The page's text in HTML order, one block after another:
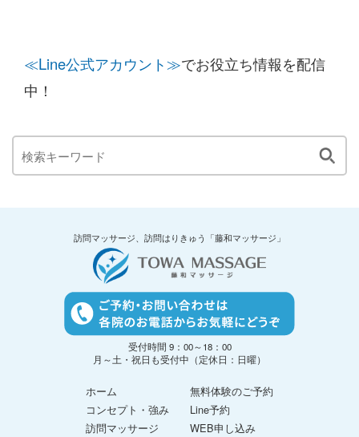
≪Line公式アカウント≫でお役立ち情報を配信
中！
訪問マッサージ、訪問はりきゅう「藤和マッサージ」
受付時間 9：00～18：00
月～土・祝日も受付中（定休日：日曜）
ホーム
コンセプト・強み
訪問マッサージ
無料体験のご予約
Line予約
WEB申し込み